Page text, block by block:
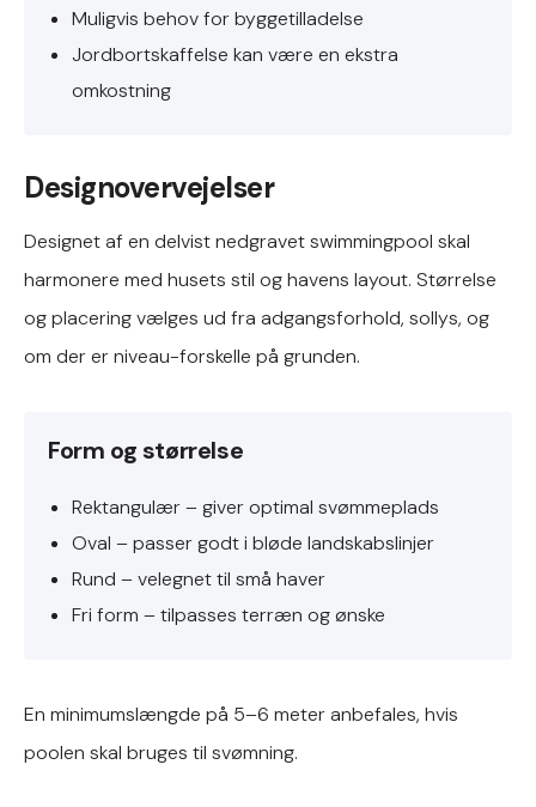
Muligvis behov for byggetilladelse
Jordbortskaffelse kan være en ekstra
omkostning
Designovervejelser
Designet af en delvist nedgravet swimmingpool skal
harmonere med husets stil og havens layout. Størrelse
og placering vælges ud fra adgangsforhold, sollys, og
om der er niveau-forskelle på grunden.
Form og størrelse
Rektangulær – giver optimal svømmeplads
Oval – passer godt i bløde landskabslinjer
Rund – velegnet til små haver
Fri form – tilpasses terræn og ønske
En minimumslængde på 5–6 meter anbefales, hvis
poolen skal bruges til svømning.